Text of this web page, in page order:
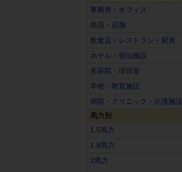
事務所・オフィス
商店・店舗
飲食店・レストラン・厨房
ホテル・宿泊施設
美容院・理容室
学校・教育施設
病院・クリニック・介護施設
馬力別
1.5馬力
1.8馬力
2馬力